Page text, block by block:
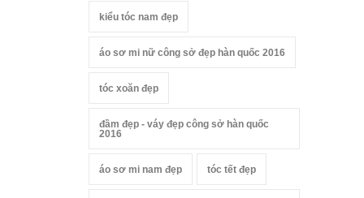
kiểu tóc nam đẹp
áo sơ mi nữ công sở đẹp hàn quốc 2016
tóc xoăn đẹp
đầm đẹp - váy đẹp công sở hàn quốc
2016
áo sơ mi nam đẹp tóc tết đẹp